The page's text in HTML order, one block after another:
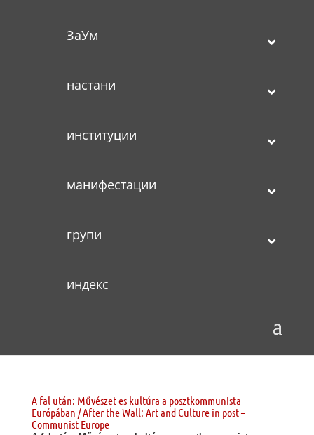
ЗаУм
настани
институции
манифестации
групи
индекс
A fal után: Művészet es kultúra a posztkommunista
Európában / After the Wall: Art and Culture in post –
Communist Europe